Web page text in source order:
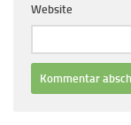
Website